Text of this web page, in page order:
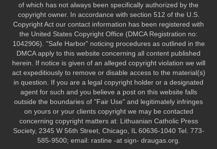
of which has not always been specifically authorized by the
copyright owner. In accordance with section 512 of the U.S.
Copyright Act our contact information has been registered with
the United States Copyright Office (DMCA Registration no:
1042906). "Safe Harbor" noticing procedures as outlined in the
DMCA apply to this website concerning all content published
herein. If notice is given of an alleged copyright violation we will
act expeditiously to remove or disable access to the material(s)
in question. If you are a legal copyright holder or a designated
agent for such and you believe a post on this website falls
outside the boundaries of "Fair Use" and legitimately infringes
on yours or your clients copyright we may be contacted
concerning copyright matters at: Lithuanian Catholic Press
Society, 2345 W 56th Street, Chicago, IL 60636-1040 Tel. 773-
585-9500; email: rastine -at sign- draugas.org.